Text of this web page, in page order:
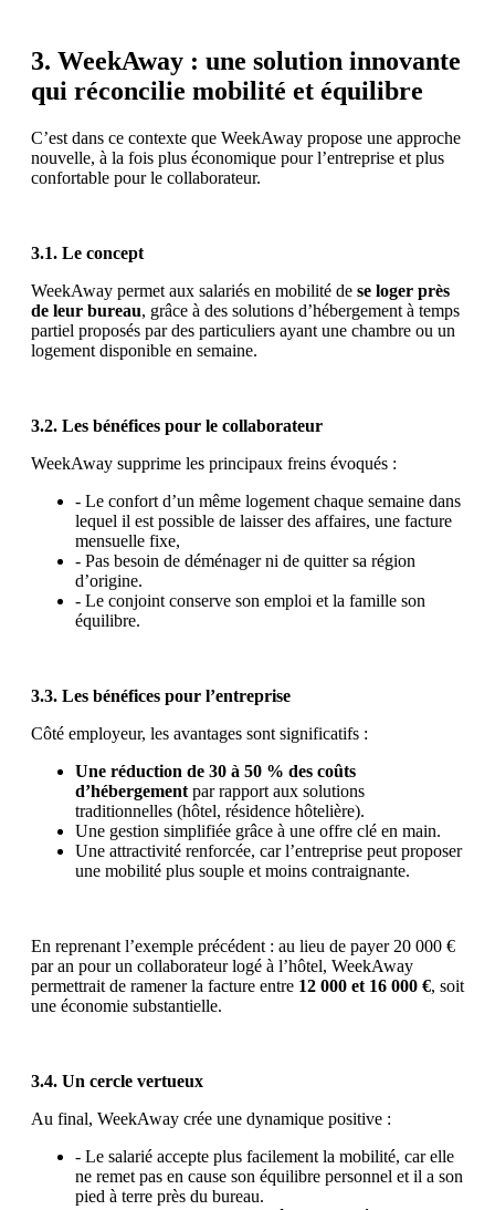
3. WeekAway : une solution innovante
qui réconcilie mobilité et équilibre
C’est dans ce contexte que WeekAway propose une approche
nouvelle, à la fois plus économique pour l’entreprise et plus
confortable pour le collaborateur.
3.1. Le concept
WeekAway permet aux salariés en mobilité de se loger près
de leur bureau, grâce à des solutions d’hébergement à temps
partiel proposés par des particuliers ayant une chambre ou un
logement disponible en semaine.
3.2. Les bénéfices pour le collaborateur
WeekAway supprime les principaux freins évoqués :
- Le confort d’un même logement chaque semaine dans
lequel il est possible de laisser des affaires, une facture
mensuelle fixe,
- Pas besoin de déménager ni de quitter sa région
d’origine.
- Le conjoint conserve son emploi et la famille son
équilibre.
3.3. Les bénéfices pour l’entreprise
Côté employeur, les avantages sont significatifs :
Une réduction de 30 à 50 % des coûts
d’hébergement par rapport aux solutions
traditionnelles (hôtel, résidence hôtelière).
Une gestion simplifiée grâce à une offre clé en main.
Une attractivité renforcée, car l’entreprise peut proposer
une mobilité plus souple et moins contraignante.
En reprenant l’exemple précédent : au lieu de payer 20 000 €
par an pour un collaborateur logé à l’hôtel, WeekAway
permettrait de ramener la facture entre 12 000 et 16 000 €, soit
une économie substantielle.
3.4. Un cercle vertueux
Au final, WeekAway crée une dynamique positive :
- Le salarié accepte plus facilement la mobilité, car elle
ne remet pas en cause son équilibre personnel et il a son
pied à terre près du bureau.